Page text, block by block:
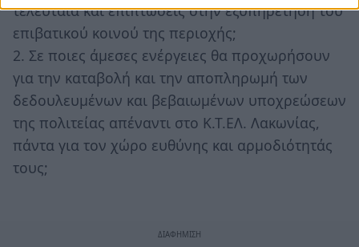
τελευταία και επιπτώσεις στην εξυπηρέτηση του
επιβατικού κοινού της περιοχής;
2. Σε ποιες άμεσες ενέργειες θα προχωρήσουν
για την καταβολή και την αποπληρωμή των
δεδουλευμένων και βεβαιωμένων υποχρεώσεων
της πολιτείας απέναντι στο Κ.Τ.ΕΛ. Λακωνίας,
πάντα για τον χώρο ευθύνης και αρμοδιότητάς
τους;